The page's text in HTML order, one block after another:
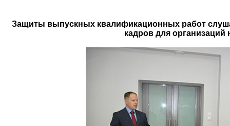
Защиты выпускных квалификационных работ
кадров для организаций